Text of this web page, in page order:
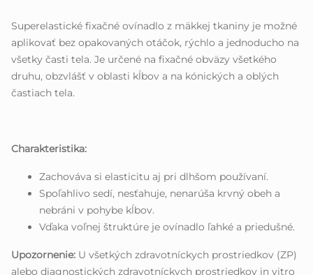
Superelastické fixačné ovínadlo z mäkkej tkaniny je možné
aplikovať bez opakovaných otáčok, rýchlo a jednoducho na
všetky časti tela. Je určené na fixačné obväzy všetkého
druhu, obzvlášť v oblasti kĺbov a na kónických a oblých
častiach tela.
Charakteristika:
Zachováva si elasticitu aj pri dlhšom používaní.
Spoľahlivo sedí, nesťahuje, nenarúša krvný obeh a
nebráni v pohybe kĺbov.
Vďaka voľnej štruktúre je ovínadlo ľahké a priedušné.
Upozornenie: U všetkých zdravotníckych prostriedkov (ZP)
alebo diagnostických zdravotníckych prostriedkov in vitro